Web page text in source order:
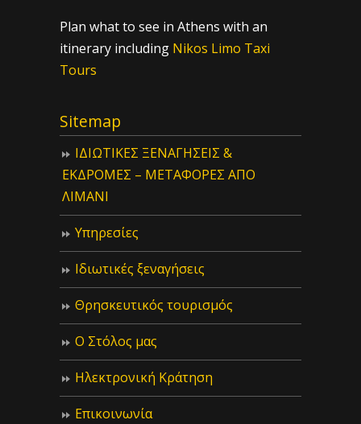
Plan what to see in Athens with an
itinerary including Nikos Limo Taxi
Tours
Sitemap
ΙΔIΩΤΙΚΕΣ ΞΕΝΑΓΗΣΕΙΣ &
ΕΚΔΡΟΜΕΣ – ΜΕΤΑΦΟΡΕΣ ΑΠΟ
ΛΙΜΑΝΙ
Υπηρεσίες
Ιδιωτικές ξεναγήσεις
Θρησκευτικός τουρισμός
Ο Στόλος μας
Ηλεκτρονική Κράτηση
Επικοινωνία